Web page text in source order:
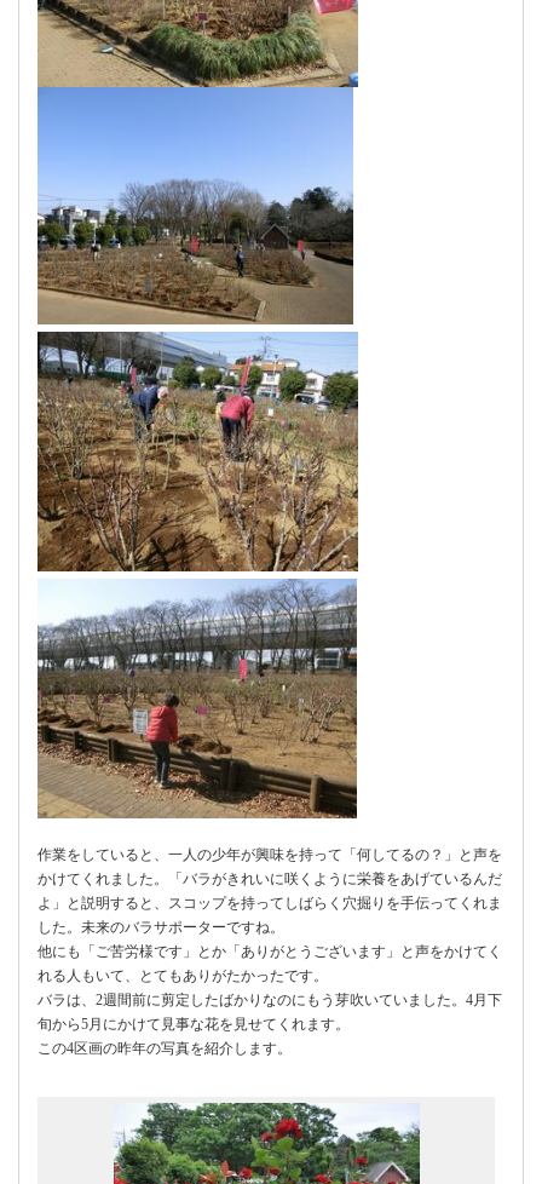
作業をしていると、一人の少年が興味を持って「何してるの？」と声を
かけてくれました。「バラがきれいに咲くように栄養をあげているんだ
よ」と説明すると、スコップを持ってしばらく穴掘りを手伝ってくれま
した。未来のバラサポーターですね。
他にも「ご苦労様です」とか「ありがとうございます」と声をかけてく
れる人もいて、とてもありがたかったです。
バラは、2週間前に剪定したばかりなのにもう芽吹いていました。4月下
旬から5月にかけて見事な花を見せてくれます。
この4区画の昨年の写真を紹介します。